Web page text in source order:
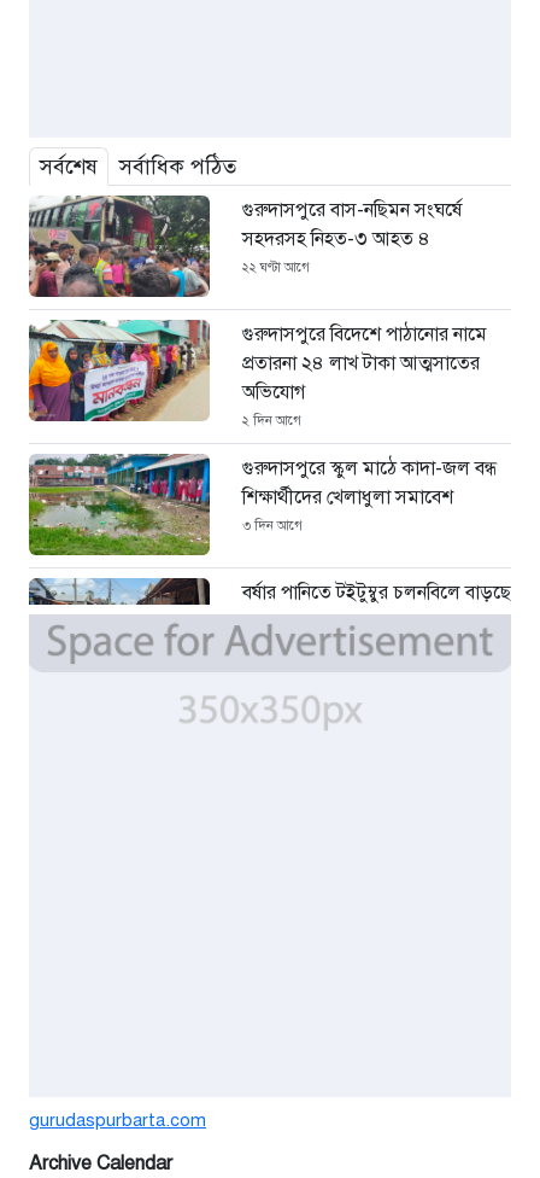
সর্বশেষ সর্বাধিক পঠিত
গুরুদাসপুরে বাস-নছিমন সংঘর্ষে
সহদরসহ নিহত-৩ আহত ৪
২২ ঘণ্টা আগে
গুরুদাসপুরে বিদেশে পাঠানোর নামে
প্রতারনা ২৪ লাখ টাকা আত্মসাতের
অভিযোগ
২ দিন আগে
গুরুদাসপুরে স্কুল মাঠে কাদা-জল বন্ধ
শিক্ষার্থীদের খেলাধুলা সমাবেশ
৩ দিন আগে
বর্ষার পানিতে টইটুম্বুর চলনবিলে বাড়ছে
ডিঙি নৌকার চাহিদা
৫ দিন আগে
সিন্ডিকেটের কবজায় পাটের বাজার,
gurudaspurbarta.com
Archive Calendar